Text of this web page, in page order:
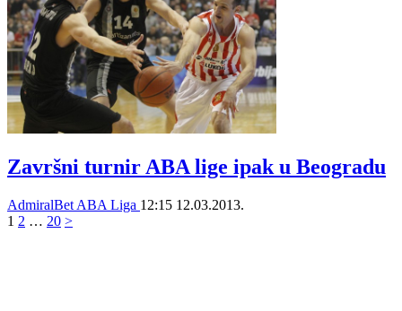
Završni turnir ABA lige ipak u Beogradu
AdmiralBet ABA Liga 12:15 12.03.2013.
1 2 … 20 >